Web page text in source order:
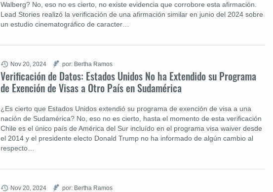
Walberg? No, eso no es cierto, no existe evidencia que corrobore esta afirmación.
Lead Stories realizó la verificación de una afirmación similar en junio del 2024 sobre
un estudio cinematográfico de caracter…
Verificación de Datos: Estados Unidos No ha Extendido su Programa
de Exención de Visas a Otro País en Sudamérica
¿Es cierto que Estados Unidos extendió su programa de exención de visa a una
nación de Sudamérica? No, eso no es cierto, hasta el momento de esta verificación
Chile es el único país de América del Sur incluído en el programa visa waiver desde
el 2014 y el presidente electo Donald Trump no ha informado de algún cambio al
respecto…
Nov 20, 2024 por: Bertha Ramos
Nov 20, 2024 por: Bertha Ramos